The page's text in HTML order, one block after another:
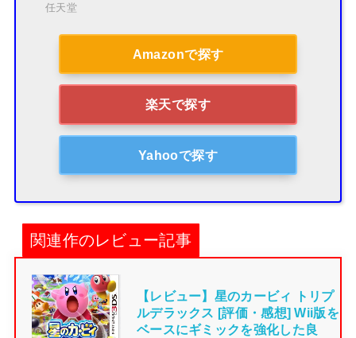
任天堂
Amazonで探す
楽天で探す
Yahooで探す
関連作のレビュー記事
【レビュー】星のカービィ トリプ
ルデラックス [評価・感想] Wii版を
ベースにギミックを強化した良